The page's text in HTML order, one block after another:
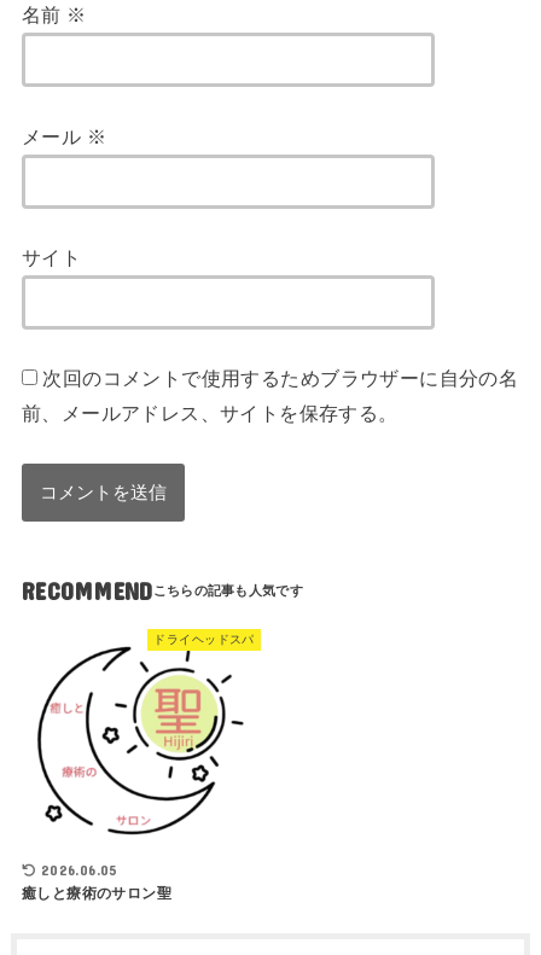
名前 ※
メール ※
サイト
次回のコメントで使用するためブラウザーに自分の名
前、メールアドレス、サイトを保存する。
RECOMMEND
ドライヘッドスパ
2026.06.05
癒しと療術のサロン聖